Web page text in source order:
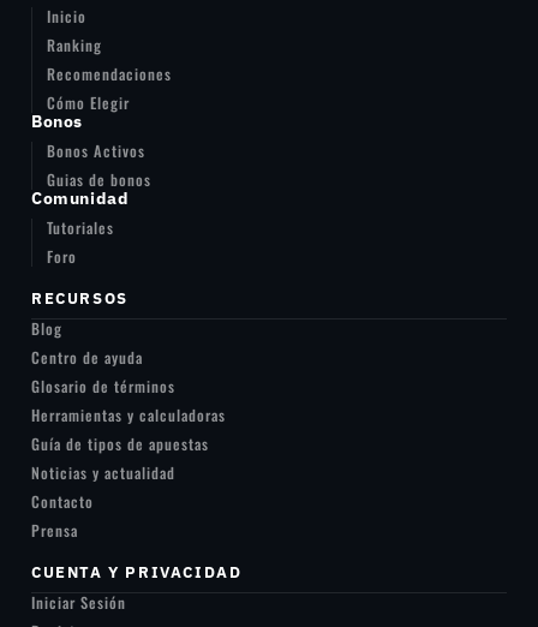
Inicio
Ranking
Recomendaciones
Cómo Elegir
Bonos
Bonos Activos
Guias de bonos
Comunidad
Tutoriales
Foro
RECURSOS
Blog
Centro de ayuda
Glosario de términos
Herramientas y calculadoras
Guía de tipos de apuestas
Noticias y actualidad
Contacto
Prensa
CUENTA Y PRIVACIDAD
Iniciar Sesión